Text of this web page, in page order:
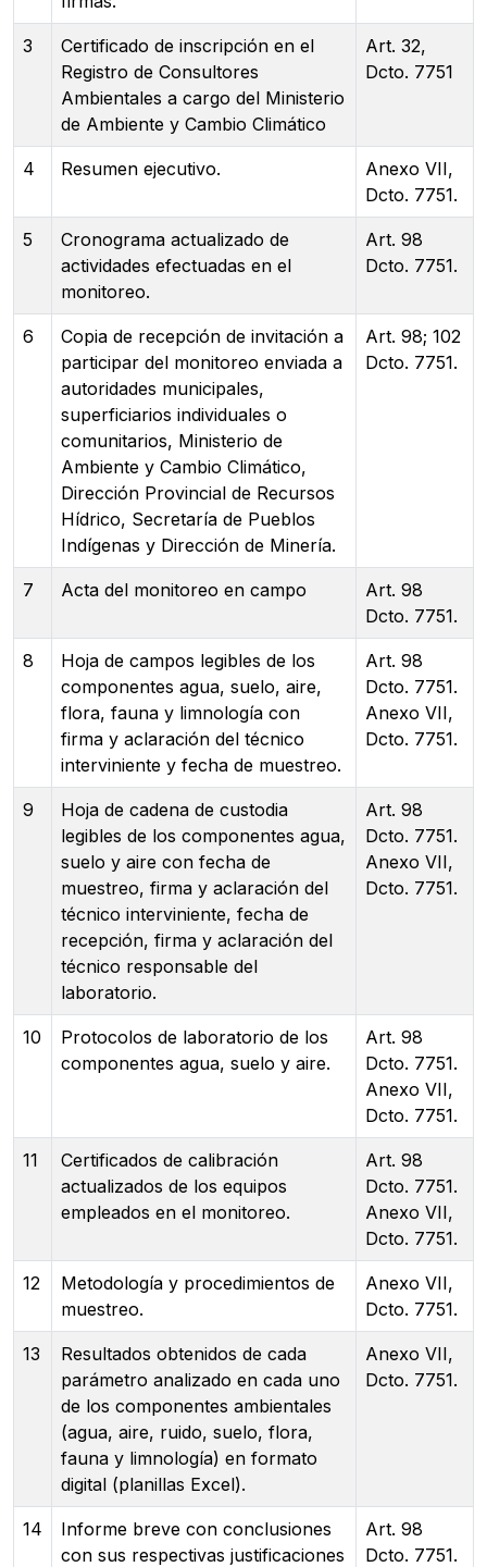
3
Certificado de inscripción en el
Registro de Consultores
Ambientales a cargo del Ministerio
de Ambiente y Cambio Climático
Art. 32,
Dcto. 7751
4 Resumen ejecutivo.
Anexo VII,
Dcto. 7751.
5
Cronograma actualizado de
actividades efectuadas en el
monitoreo.
Art. 98
Dcto. 7751.
6
Copia de recepción de invitación a
participar del monitoreo enviada a
autoridades municipales,
superficiarios individuales o
comunitarios, Ministerio de
Ambiente y Cambio Climático,
Dirección Provincial de Recursos
Hídrico, Secretaría de Pueblos
Indígenas y Dirección de Minería.
Art. 98; 102
Dcto. 7751.
7 Acta del monitoreo en campo
Art. 98
Dcto. 7751.
8
Hoja de campos legibles de los
componentes agua, suelo, aire,
flora, fauna y limnología con
firma y aclaración del técnico
interviniente y fecha de muestreo.
Art. 98
Dcto. 7751.
Anexo VII,
Dcto. 7751.
9
Hoja de cadena de custodia
legibles de los componentes agua,
suelo y aire con fecha de
muestreo, firma y aclaración del
técnico interviniente, fecha de
recepción, firma y aclaración del
técnico responsable del
laboratorio.
Art. 98
Dcto. 7751.
Anexo VII,
Dcto. 7751.
10
Protocolos de laboratorio de los
componentes agua, suelo y aire.
Art. 98
Dcto. 7751.
Anexo VII,
Dcto. 7751.
11
Certificados de calibración
actualizados de los equipos
empleados en el monitoreo.
Art. 98
Dcto. 7751.
Anexo VII,
Dcto. 7751.
12
Metodología y procedimientos de
muestreo.
Anexo VII,
Dcto. 7751.
13
Resultados obtenidos de cada
parámetro analizado en cada uno
de los componentes ambientales
(agua, aire, ruido, suelo, flora,
fauna y limnología) en formato
digital (planillas Excel).
Anexo VII,
Dcto. 7751.
14
Informe breve con conclusiones
con sus respectivas justificaciones
Art. 98
Dcto. 7751.